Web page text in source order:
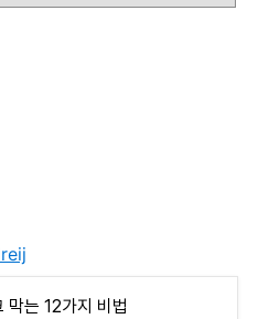
막는 12가지 비법